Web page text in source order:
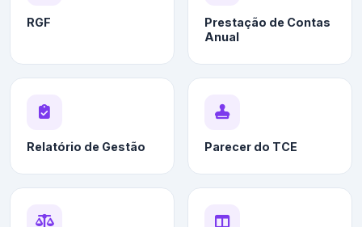
RGF
Prestação de Contas
Anual
Relatório de Gestão Parecer do TCE